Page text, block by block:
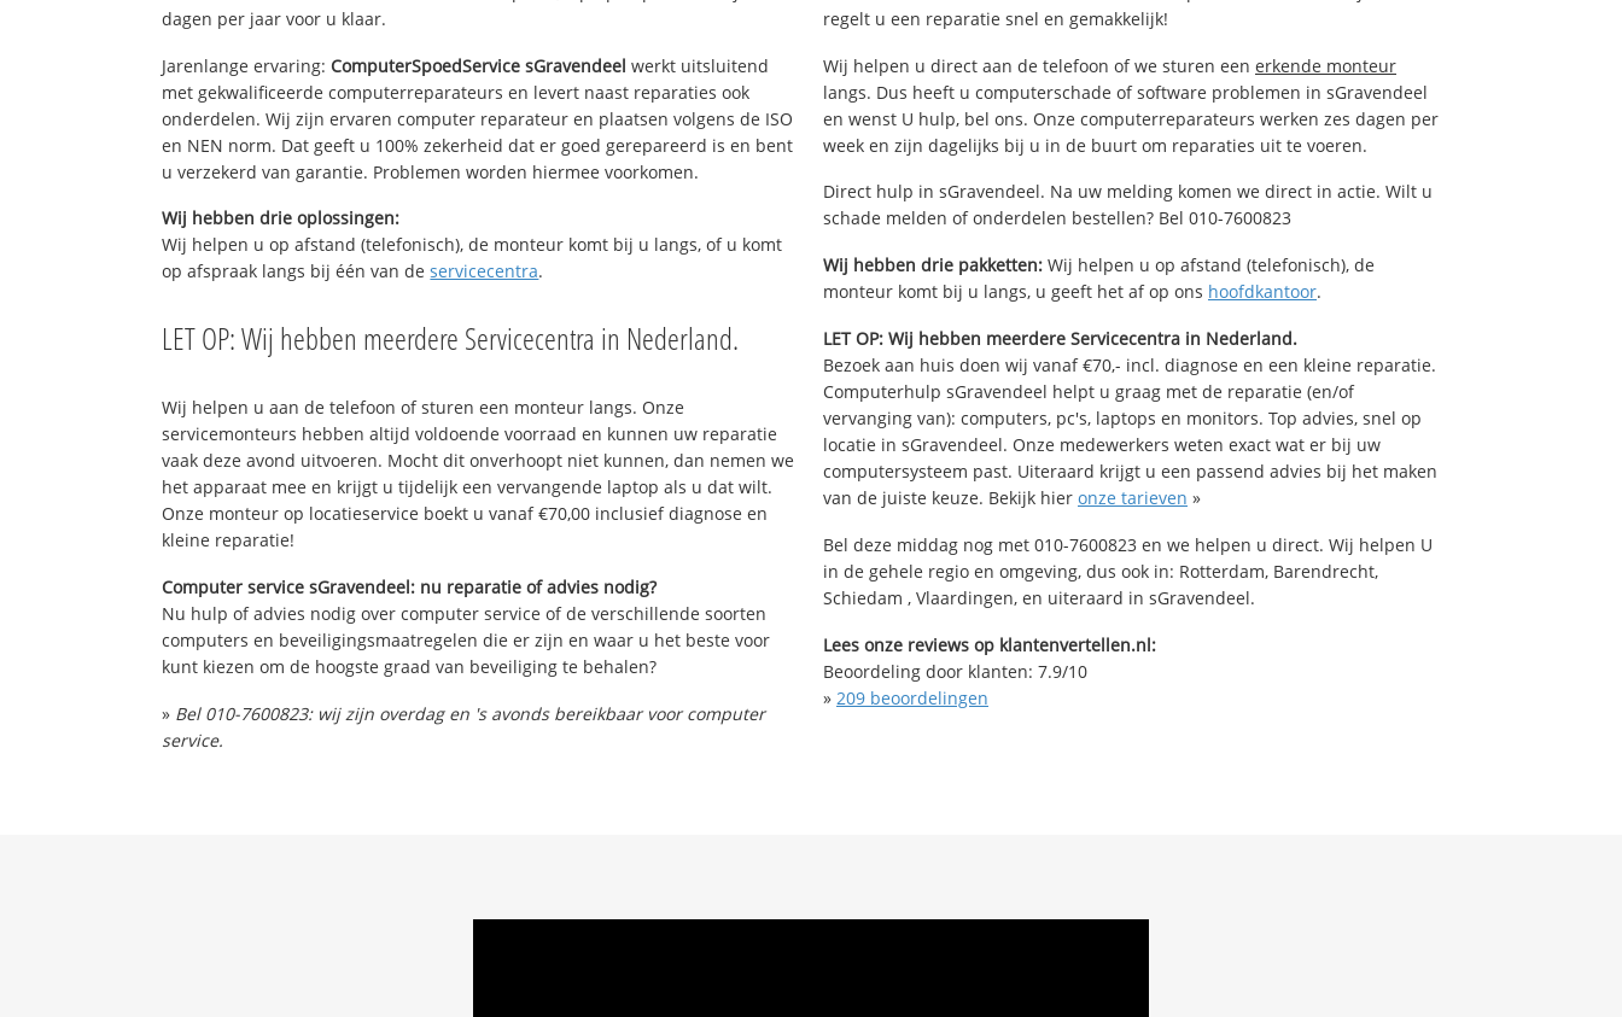
dagen per jaar voor u klaar.
Jarenlange ervaring:ComputerSpoedService sGravendeel werkt uitsluitend
met gekwalificeerde computerreparateurs en levert naast reparaties ook
onderdelen. Wij zijn ervaren computer reparateur en plaatsen volgens de ISO
en NEN norm. Dat geeft u 100% zekerheid dat er goed gerepareerd is en bent
u verzekerd van garantie. Problemen worden hiermee voorkomen.
Wij hebben drie oplossingen:
Wij helpen u op afstand (telefonisch), de monteur komt bij u langs, of u komt
op afspraak langs bij één van deservicecentra.
LET OP: Wij hebben meerdere Servicecentra in Nederland.
Wij helpen u aan de telefoon of sturen een monteur langs. Onze
servicemonteurs hebben altijd voldoende voorraad en kunnen uw reparatie
vaak deze avond uitvoeren. Mocht dit onverhoopt niet kunnen, dan nemen we
het apparaat mee en krijgt u tijdelijk een vervangende laptop als u dat wilt.
Onze monteur op locatieservice boekt u vanaf €70,00 inclusief diagnose en
kleine reparatie!
Computer service sGravendeel: nu reparatie of advies nodig?
Nu hulp of advies nodig over computer service of de verschillende soorten
computers en beveiligingsmaatregelen die er zijn en waar u het beste voor
kunt kiezen om de hoogste graad van beveiliging te behalen?
» Bel 010-7600823: wij zijn overdag en 's avonds bereikbaar voor computer
service.
regelt u een reparatie snel en gemakkelijk!
Wij helpen u direct aan de telefoon of we sturen een erkende monteur
langs. Dus heeft u computerschade of software problemen in sGravendeel
en wenst U hulp, bel ons. Onze computerreparateurs werken zes dagen per
week en zijn dagelijks bij u in de buurt om reparaties uit te voeren.
Direct hulp in sGravendeel. Na uw melding komen we direct in actie. Wilt u
schade melden of onderdelen bestellen? Bel 010-7600823
Wij hebben drie pakketten: Wij helpen u op afstand (telefonisch), de
monteur komt bij u langs, u geeft het af op ons hoofdkantoor.
LET OP: Wij hebben meerdere Servicecentra in Nederland.
Bezoek aan huis doen wij vanaf €70,- incl. diagnose en een kleine reparatie.
Computerhulp sGravendeel helpt u graag met de reparatie (en/of
vervanging van): computers, pc's, laptops en monitors. Top advies, snel op
locatie in sGravendeel. Onze medewerkers weten exact wat er bij uw
computersysteem past. Uiteraard krijgt u een passend advies bij het maken
van de juiste keuze. Bekijk hier onze tarieven »
Bel deze middag nog met 010-7600823 en we helpen u direct. Wij helpen U
in de gehele regio en omgeving, dus ook in: Rotterdam, Barendrecht,
Schiedam , Vlaardingen, en uiteraard in sGravendeel.
Lees onze reviews op klantenvertellen.nl:
Beoordeling door klanten: 7.9/10
» 209 beoordelingen